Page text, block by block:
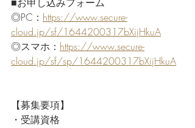
◎PC： https://www.secure-
cloud.jp/sf/1644200317bXijHkuA
◎スマホ： https://www.secure-
cloud.jp/sf/sp/1644200317bXijHkuA
【募集要項】
・受講資格